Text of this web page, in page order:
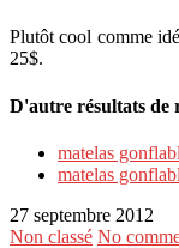
Plutôt cool comme
25$.
D'autre résultats de
matelas
matelas
27 septembre 2012
Non classé No